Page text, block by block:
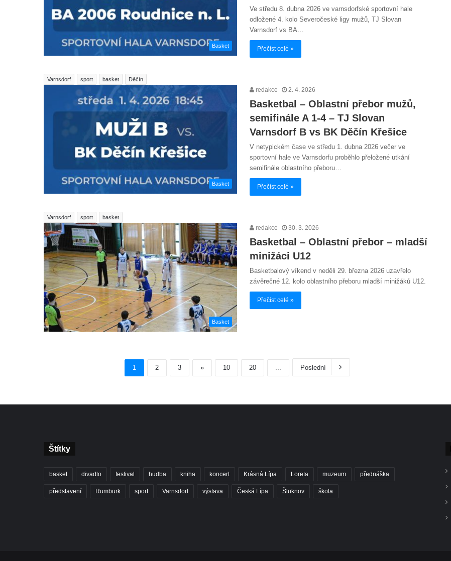
Basket
Ve středu 8. dubna 2026 ve varnsdorfské sportovní hale
odložené 4. kolo Severočeské ligy mužů, TJ Slovan
Varnsdorf vs BA…
Přečíst celé »
Varnsdorf sport basket Děčín
Basket
redakce 2. 4. 2026
Basketbal – Oblastní přebor mužů,
semifinále A 1-4 – TJ Slovan
Varnsdorf B vs BK Děčín Křešice
V netypickém čase ve středu 1. dubna 2026 večer ve
sportovní hale ve Varnsdorfu proběhlo přeložené utkání
semifinále oblastního přeboru…
Přečíst celé »
Varnsdorf sport basket
Basket
redakce 30. 3. 2026
Basketbal – Oblastní přebor – mladší
minižáci U12
Basketbalový víkend v neděli 29. března 2026 uzavřelo
závěrečné 12. kolo oblastního přeboru mladší minižáků U12.
Přečíst celé »
1 2 3 » 10 20 ... Poslední
Štítky
basket divadlo festival hudba kniha koncert Krásná Lípa Loreta muzeum přednáška
představení Rumburk sport Varnsdorf výstava Česká Lípa Šluknov škola